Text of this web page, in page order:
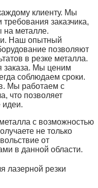
клиенту. Мы
заказчика,
на металле.
Наш опытный
позволяют
в резке металла.
заказа. Мы ценим
соблюдаем сроки.
Мы работаем с
что позволяет
идеи.
с возможностью
не только
от
в данной области.
лазерной резки